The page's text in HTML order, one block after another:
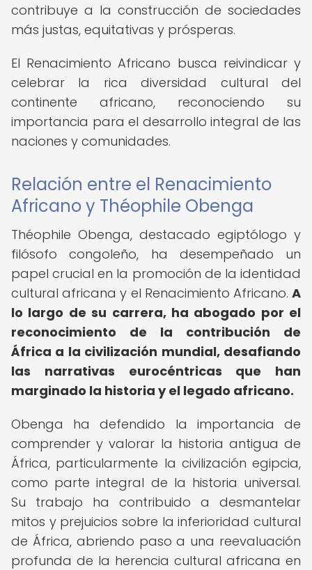
contribuye a la construcción de sociedades
más justas, equitativas y prósperas.
El Renacimiento Africano busca reivindicar y
celebrar la rica diversidad cultural del
continente africano, reconociendo su
importancia para el desarrollo integral de las
naciones y comunidades.
Relación entre el Renacimiento
Africano y Théophile Obenga
Théophile Obenga, destacado egiptólogo y
filósofo congoleño, ha desempeñado un
papel crucial en la promoción de la identidad
cultural africana y el Renacimiento Africano. A
lo largo de su carrera, ha abogado por el
reconocimiento de la contribución de
África a la civilización mundial, desafiando
las narrativas eurocéntricas que han
marginado la historia y el legado africano.
Obenga ha defendido la importancia de
comprender y valorar la historia antigua de
África, particularmente la civilización egipcia,
como parte integral de la historia universal.
Su trabajo ha contribuido a desmantelar
mitos y prejuicios sobre la inferioridad cultural
de África, abriendo paso a una reevaluación
profunda de la herencia cultural africana en